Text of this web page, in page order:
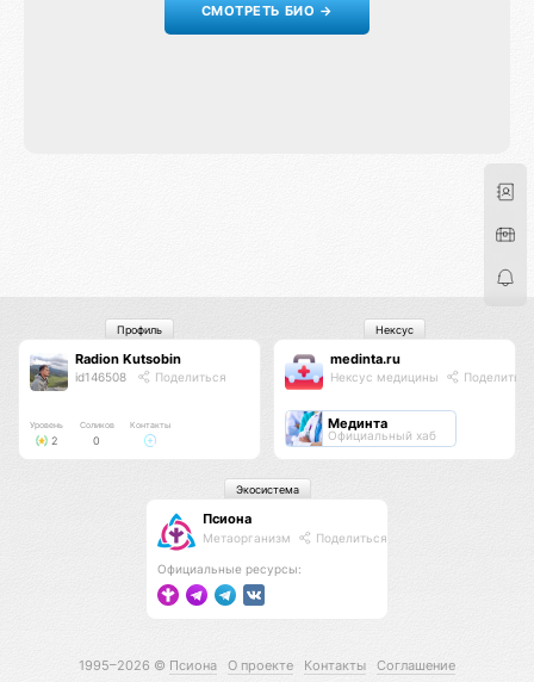
СМОТРЕТЬ БИО →
Radion Kutsobin
id146508 Поделиться
Уровень
2
Соликов
0
Контакты
Профиль
medinta.ru
Нексус медицины Поделиться
Мединта
Официальный хаб
Нексус
Псиона
Метаорганизм Поделиться
Официальные ресурсы:
Экосистема
1995–2026 © Псиона О проекте Контакты Соглашение